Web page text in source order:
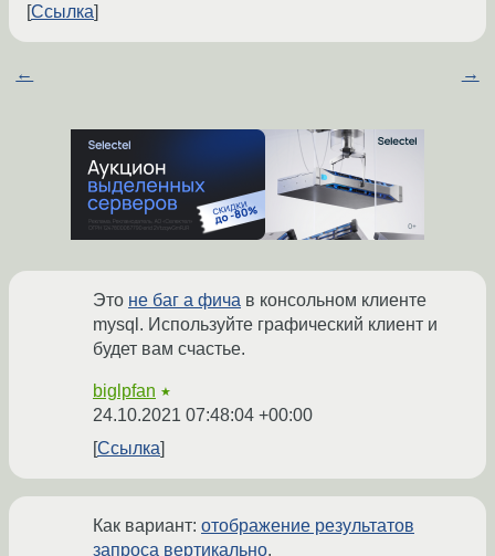
Ссылка
← →
Это не баг а фича в консольном клиенте
mysql. Используйте графический клиент и
будет вам счастье.
biglpfan ★
24.10.2021 07:48:04 +00:00
Ссылка
Как вариант: отображение результатов
запроса вертикально.